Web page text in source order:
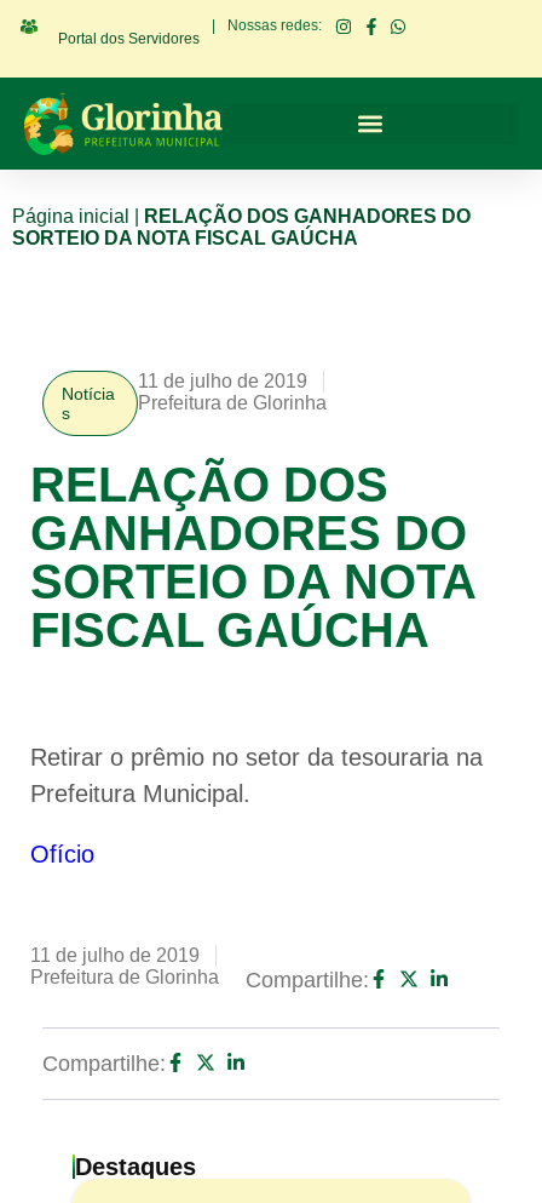
Portal dos Servidores
Nossas redes:
Página inicial
RELAÇÃO DOS GANHADORES DO
SORTEIO DA NOTA FISCAL GAÚCHA
Notícia
s
11 de julho de 2019
Prefeitura de Glorinha
RELAÇÃO DOS
GANHADORES DO
SORTEIO DA NOTA
FISCAL GAÚCHA
Retirar o prêmio no setor da tesouraria na
Prefeitura Municipal.
Ofício
11 de julho de 2019
Prefeitura de Glorinha
Compartilhe:
Compartilhe:
Destaques